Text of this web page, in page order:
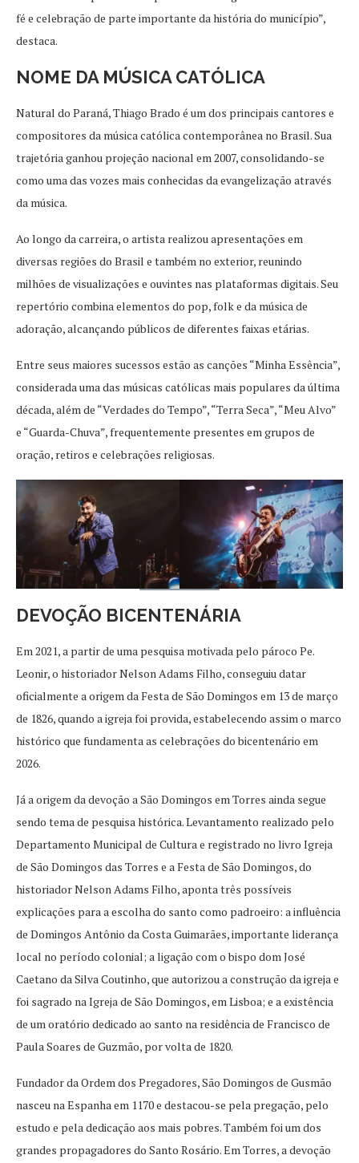
fé e celebração de parte importante da história do município”,
destaca.
NOME DA MÚSICA CATÓLICA
Natural do Paraná, Thiago Brado é um dos principais cantores e
compositores da música católica contemporânea no Brasil. Sua
trajetória ganhou projeção nacional em 2007, consolidando-se
como uma das vozes mais conhecidas da evangelização através
da música.
Ao longo da carreira, o artista realizou apresentações em
diversas regiões do Brasil e também no exterior, reunindo
milhões de visualizações e ouvintes nas plataformas digitais. Seu
repertório combina elementos do pop, folk e da música de
adoração, alcançando públicos de diferentes faixas etárias.
Entre seus maiores sucessos estão as canções “Minha Essência”,
considerada uma das músicas católicas mais populares da última
década, além de “Verdades do Tempo”, “Terra Seca”, “Meu Alvo”
e “Guarda-Chuva”, frequentemente presentes em grupos de
oração, retiros e celebrações religiosas.
DEVOÇÃO BICENTENÁRIA
Em 2021, a partir de uma pesquisa motivada pelo pároco Pe.
Leonir, o historiador Nelson Adams Filho, conseguiu datar
oficialmente a origem da Festa de São Domingos em 13 de março
de 1826, quando a igreja foi provida, estabelecendo assim o marco
histórico que fundamenta as celebrações do bicentenário em
2026.
Já a origem da devoção a São Domingos em Torres ainda segue
sendo tema de pesquisa histórica. Levantamento realizado pelo
Departamento Municipal de Cultura e registrado no livro Igreja
de São Domingos das Torres e a Festa de São Domingos, do
historiador Nelson Adams Filho, aponta três possíveis
explicações para a escolha do santo como padroeiro: a influência
de Domingos Antônio da Costa Guimarães, importante liderança
local no período colonial; a ligação com o bispo dom José
Caetano da Silva Coutinho, que autorizou a construção da igreja e
foi sagrado na Igreja de São Domingos, em Lisboa; e a existência
de um oratório dedicado ao santo na residência de Francisco de
Paula Soares de Guzmão, por volta de 1820.
Fundador da Ordem dos Pregadores, São Domingos de Gusmão
nasceu na Espanha em 1170 e destacou-se pela pregação, pelo
estudo e pela dedicação aos mais pobres. Também foi um dos
grandes propagadores do Santo Rosário. Em Torres, a devoção